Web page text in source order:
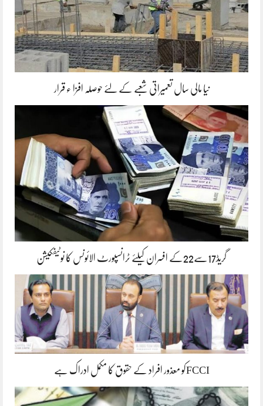
نیا مالی سال تعمیراتی شعبے کے لئے حوصلہ افزا ء قرار
گریڈ17سے22کے افسران کیلئے ٹرانسپورٹ الائونس کا نوٹیفکیشن
FCCIکو معذور افراد کے حقوق کا مکمل ادراک ہے